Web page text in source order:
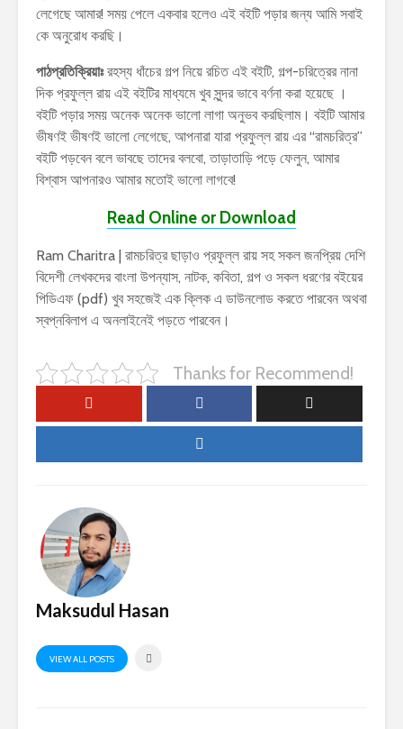
লেগেছে আমার! সময় পেলে একবার হলেও এই বইটি পড়ার জন্য আমি সবাই
কে অনুরোধ করছি।
পাঠপ্রতিক্রিয়াঃরহস্য ধাঁচের গল্প নিয়ে রচিত এই বইটি, গল্প-চরিত্রের নানা
দিক প্রফুল্ল রায় এই বইটির মাধ্যমে খুব সুন্দর ভাবে বর্ণনা করা হয়েছে ।
বইটি পড়ার সময় অনেক অনেক ভালো লাগা অনুভব করছিলাম। বইটি আমার
ভীষণই ভীষণই ভালো লেগেছে, আপনারা যারা প্রফুল্ল রায় এর “রামচরিত্র”
বইটি পড়বেন বলে ভাবছে তাদের বলবো, তাড়াতাড়ি পড়ে ফেলুন, আমার
বিশ্বাস আপনারও আমার মতোই ভালো লাগবে!
Read Online or Download
Ram Charitra | রামচরিত্র ছাড়াও প্রফুল্ল রায় সহ সকল জনপ্রিয় দেশি
বিদেশী লেখকদের বাংলা উপন্যাস, নাটক, কবিতা, গল্প ও সকল ধরণের বইয়ের
পিডিএফ (pdf) খুব সহজেই এক ক্লিক এ ডাউনলোড করতে পারবেন অথবা
স্বপ্নবিলাপ এ অনলাইনেই পড়তে পারবেন।
Thanks for Recommend!
Maksudul Hasan
VIEW ALL POSTS